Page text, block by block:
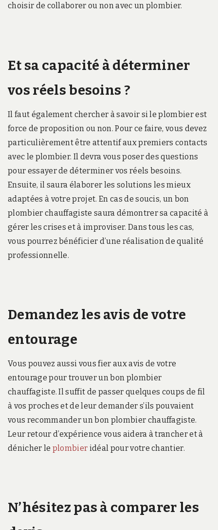
choisir de collaborer ou non avec un plombier.
Et sa capacité à déterminer
vos réels besoins ?
Il faut également chercher à savoir si le plombier est
force de proposition ou non. Pour ce faire, vous devez
particulièrement être attentif aux premiers contacts
avec le plombier. Il devra vous poser des questions
pour essayer de déterminer vos réels besoins.
Ensuite, il saura élaborer les solutions les mieux
adaptées à votre projet. En cas de soucis, un bon
plombier chauffagiste saura démontrer sa capacité à
gérer les crises et à improviser. Dans tous les cas,
vous pourrez bénéficier d’une réalisation de qualité
professionnelle.
Demandez les avis de votre
entourage
Vous pouvez aussi vous fier aux avis de votre
entourage pour trouver un bon plombier
chauffagiste. Il suffit de passer quelques coups de fil
à vos proches et de leur demander s’ils pouvaient
vous recommander un bon plombier chauffagiste.
Leur retour d’expérience vous aidera à trancher et à
dénicher le plombier idéal pour votre chantier.
N’hésitez pas à comparer les